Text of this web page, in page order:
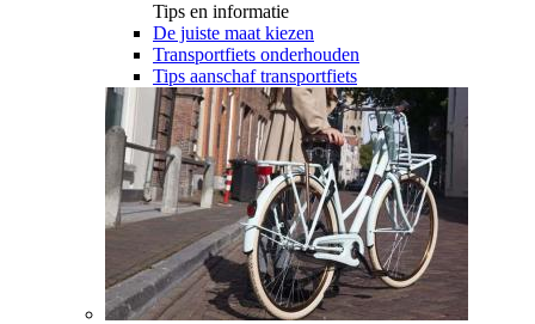
Tips en informatie
De juiste maat kiezen
Transportfiets onderhouden
Tips aanschaf transportfiets